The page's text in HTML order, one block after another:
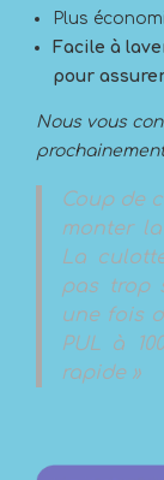
Plus
Facile à
pour
Nous vous
Coup de
monter
La
pas trop
une fois
PUL à
rapide »